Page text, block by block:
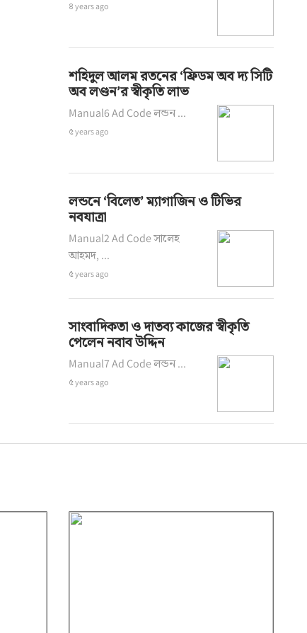
৪ years ago
শহিদুল আলম রতনের ‘ফ্রিডম অব দ্য সিটি
অব লণ্ডন’র স্বীকৃতি লাভ
Manual6 Ad Code লন্ডন ...
৫ years ago
লন্ডনে ‘বিলেত’ ম্যাগাজিন ও টিভির
নবযাত্রা
Manual2 Ad Code সালেহ
আহমদ, ...
৫ years ago
সাংবাদিকতা ও দাতব্য কাজের স্বীকৃতি
পেলেন নবাব উদ্দিন
Manual7 Ad Code লন্ডন ...
৫ years ago